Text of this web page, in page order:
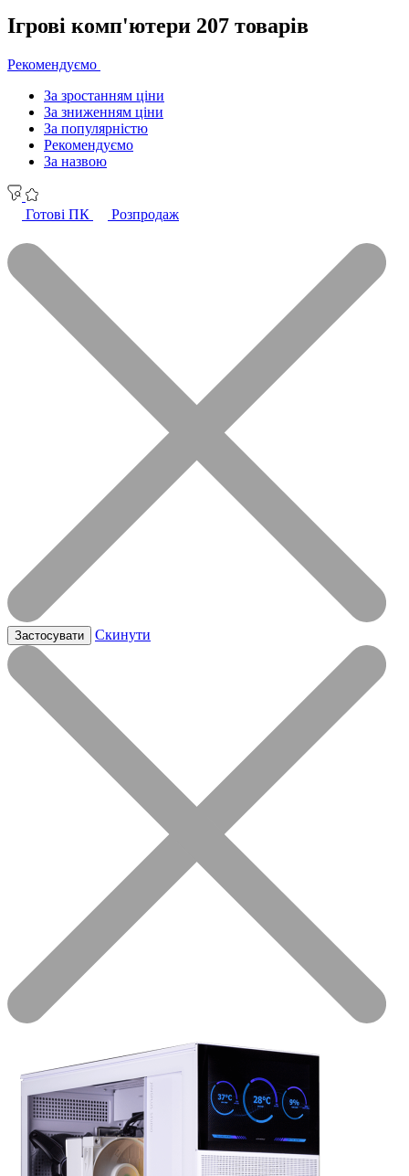
Ігрові комп'ютери 207 товарів
Рекомендуємо
За зростанням ціни
За зниженням ціни
За популярністю
Рекомендуємо
За назвою
Готові ПК Розпродаж
Застосувати Скинути